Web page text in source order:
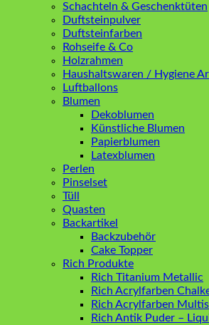
Schachteln & Geschenktüten
Duftsteinpulver
Duftsteinfarben
Rohseife & Co
Holzrahmen
Haushaltswaren / Hygiene
Luftballons
Blumen
Dekoblumen
Künstliche Blumen
Papierblumen
Latexblumen
Perlen
Pinselset
Tüll
Quasten
Backartikel
Backzubehör
Cake Topper
Rich Produkte
Rich Titanium Metallic
Rich Acrylfarben
Rich Acrylfarben
Rich Antik Puder –